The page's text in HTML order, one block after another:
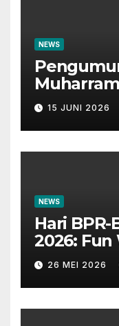
NEWS
1448H
15 JUNI 2026
NEWS
Hari BPR-
2026:
26 MEI 2026